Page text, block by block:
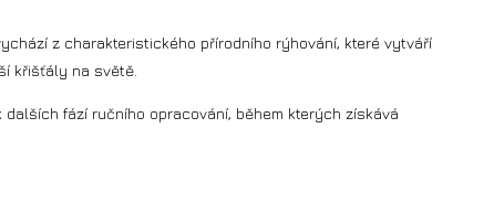
z charakteristického přírodního rýhování, které vytváří
křišťály na světě.
fází ručního opracování, během kterých získává